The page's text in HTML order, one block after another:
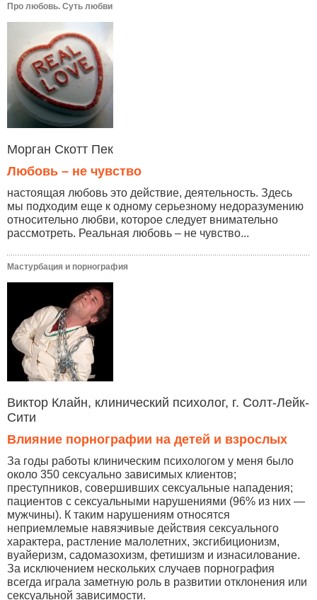
Про любовь. Суть любви
Морган Скотт Пек
Любовь – не чувство
настоящая любовь это действие, деятельность. Здесь
мы подходим еще к одному серьезному недоразумению
относительно любви, которое следует внимательно
рассмотреть. Реальная любовь – не чувство...
Мастурбация и порнография
Виктор Клайн, клинический психолог, г. Солт-Лейк-
Сити
Влияние порнографии на детей и взрослых
За годы работы клиническим психологом у меня было
около 350 сексуально зависимых клиентов;
преступников, совершивших сексуальные нападения;
пациентов с сексуальными нарушениями (96% из них —
мужчины). К таким нарушениям относятся
неприемлемые навязчивые действия сексуального
характера, растление малолетних, эксгибиционизм,
вуайеризм, садомазохизм, фетишизм и изнасилование.
За исключением нескольких случаев порнография
всегда играла заметную роль в развитии отклонения или
сексуальной зависимости.